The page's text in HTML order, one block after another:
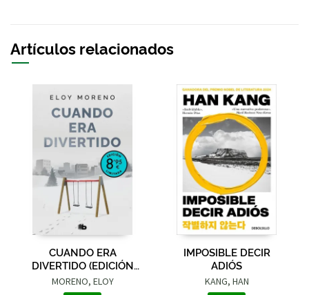
Artículos relacionados
CUANDO ERA
DIVERTIDO (EDICIÓN
LIMITADA · VERANO)
MORENO, ELOY
IMPOSIBLE DECIR
ADIÓS
KANG, HAN